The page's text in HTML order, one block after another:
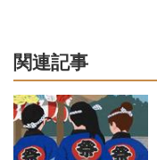
関連記事